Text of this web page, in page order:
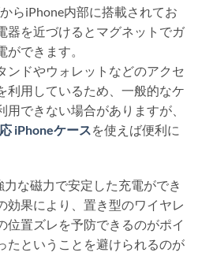
らiPhone内部に搭載されてお
器を近づけるとマグネットでガ
できます。
ンドやウォレットなどのアクセ
利用しているため、一般的なケ
できない場合がありますが、
iPhoneケース を使えば便利に
な磁力で安定した充電ができ
効果により、置き型のワイヤレ
位置ズレを予防できるのがポイ
たということを避けられるのが